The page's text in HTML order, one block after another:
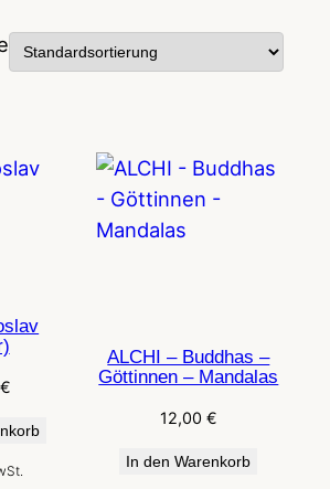
€
ALCHI – Buddhas –
Göttinnen – Mandalas
12,00 €
In den Warenkorb